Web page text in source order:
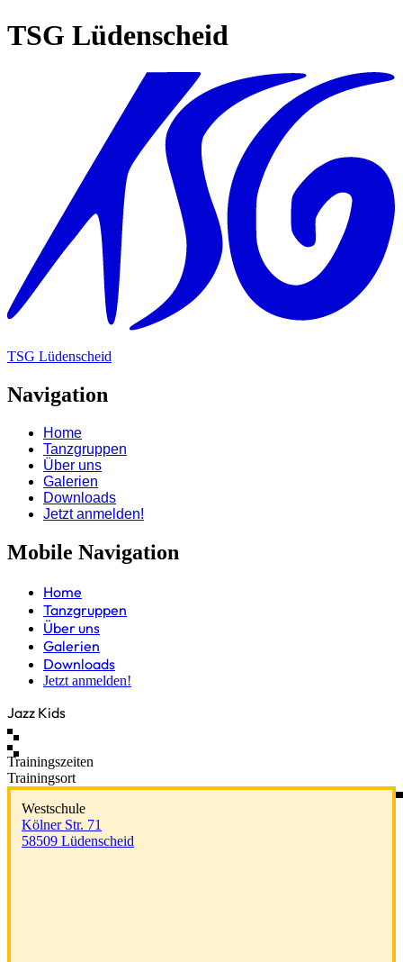
TSG Lüdenscheid
TSG Lüdenscheid
Navigation
Home
Tanzgruppen
Über uns
Galerien
Downloads
Jetzt anmelden!
Mobile Navigation
Home
Tanzgruppen
Über uns
Galerien
Downloads
Jetzt anmelden!
Jazz Kids
Trainingszeiten
Trainingsort
Westschule
Kölner Str. 71
58509 Lüdenscheid